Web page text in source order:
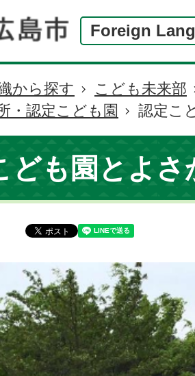
Foreign
から探す
こども未来部
・認定こども園
認定こ
ども園とよさ